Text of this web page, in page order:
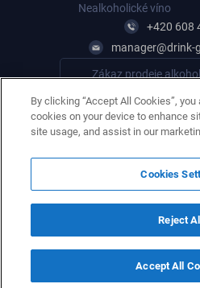
Nealkoholické víno
+420 608
manager@drink-
Zákaz prodeje
© 2026. Všechna
By clicking “Accept All Cookies”,
cookies on your device to enhance
site usage, and assist in our
Cookies
Reject All
Accept All